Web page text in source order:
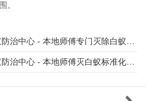
。
东莞市虎门镇白蚁防治中心 - 本地师傅专门灭除白蚁服务
东莞市寮步镇白蚁防治中心 - 本地师傅灭白蚁标准化规范服务